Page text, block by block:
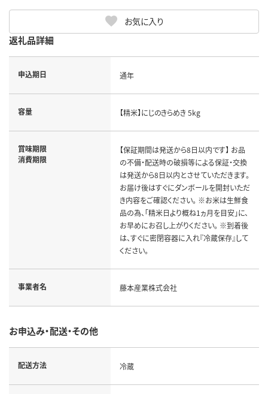
お気に入り
返礼品詳細
申込期日 通年
容量 【精米】にじのきらめき 5kg
賞味期限
消費期限
【保証期間は発送から8日以内です】 お品
の不備・配送時の破損等による保証・交換
は発送から8日以内とさせていただきます。
お届け後はすぐにダンボールを開封いただ
き内容をご確認ください。 ※お米は生鮮食
品の為、「精米日より概ね1ヵ月を目安」に、
お早めにお召し上がりください。 ※到着後
は、すぐに密閉容器に入れ『冷蔵保存』して
ください。
事業者名 藤本産業株式会社
お申込み・配送・その他
配送方法 冷蔵